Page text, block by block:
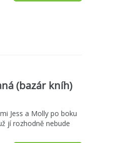
(bazár kníh)
Jess a Molly po boku
jí rozhodně nebude